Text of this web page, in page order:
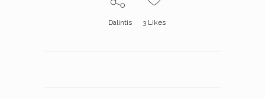
Dalintis 3 Likes